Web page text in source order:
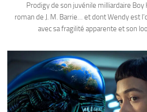
Prodigy de son juvénile milliardaire Boy
roman de J. M. Barrie… et dont Wendy est
avec sa fragilité apparente et son